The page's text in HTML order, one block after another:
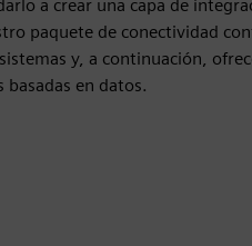
a crear una capa de
paquete de conectividad
y, a continuación,
basadas en datos.